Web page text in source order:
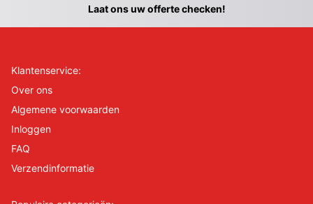
Laat ons uw offerte checken!
Klantenservice:
Over ons
Algemene voorwaarden
Inloggen
FAQ
Verzendinformatie